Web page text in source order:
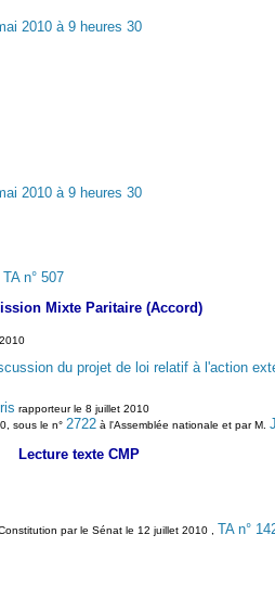
2010 à 9 heures 30
2010 à 9 heures 30
TA n° 507
Mixte Paritaire (Accord)
du projet de loi relatif à l'action
rapporteur le 8 juillet 2010
sous le n° 2722à l'Assemblée nationale et par M.
Lecture texte CMP
par le Sénat le 12 juillet 2010 , TA n°